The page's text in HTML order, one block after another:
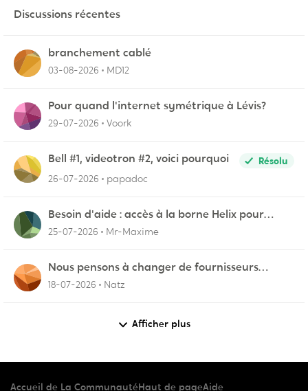
Discussions récentes
branchement cablé
03-08-2026 MD12
Pour quand l'internet symétrique à Lévis?
29-07-2026 Voork
Bell #1, videotron #2, voici pourquoi
Résolu
26-07-2026
papadoc
Besoin d'aide : accès à la borne Helix pour
vérifier l'UPnP NAT Black Ops 2
25-07-2026 Mr-Maxime
Nous pensons à changer de fournisseurs…
18-07-2026 Natz
Afficher plus
Accueil de La CommunautéHaut de pageAide